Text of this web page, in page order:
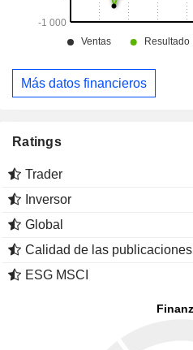
Más datos financieros
Ratings
Trader
Inversor
Global
Calidad de las publicaciones
ESG MSCI